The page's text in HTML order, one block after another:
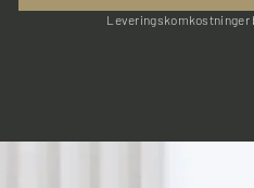
Leveringskomkostninger